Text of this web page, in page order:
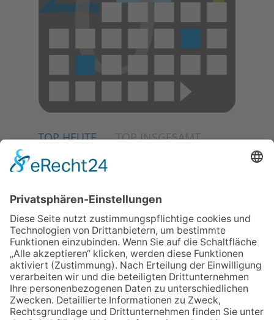
TOP HEUTE TOP INSGESAMT
02.07.2026
04.06.2026
Junge Musiker erringen Sieg
beim Mendelssohn-
Wettbewerb
23.07.2026
Partnerschaftsverein
Kronberg-Aberystwyth feiert
30-Jähriges
06.08.2026
„Die Globale Märchenstraße“:
Workshopreihe in der
Stadtbücherei